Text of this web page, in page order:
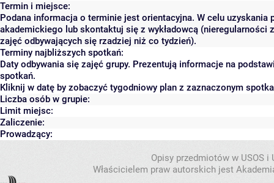
Termin i miejsce:
Podana informacja o terminie jest orientacyjna. W celu
akademickiego lub skontaktuj się z wykładowcą (nieregularności
zajęć odbywających się rzadziej niż co tydzień).
Terminy najbliższych spotkań:
Daty odbywania się zajęć grupy. Prezentują informacje na
spotkań.
Kliknij w datę by zobaczyć tygodniowy plan z zaznaczonym
Liczba osób w grupie:
Limit miejsc:
Zaliczenie:
Prowadzący:
Opisy przedmiotów w USOS
Właścicielem praw autorskich jest